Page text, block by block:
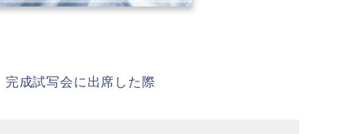
完成試写会に出席した際